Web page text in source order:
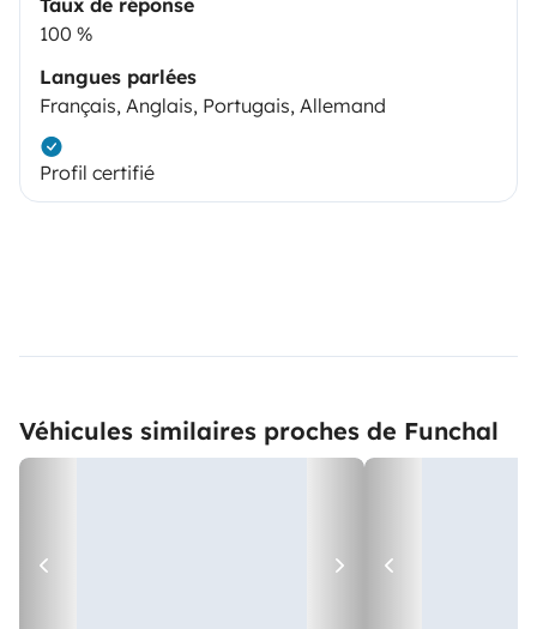
Taux de réponse
100 %
Langues parlées
Français, Anglais, Portugais, Allemand
Profil certifié
Véhicules similaires proches de Funchal